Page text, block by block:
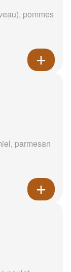
pommes
parmesan